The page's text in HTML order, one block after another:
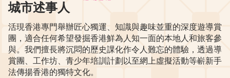
城市述事人
活現香港專門舉辦匠心獨運、知識與趣味並重的深度遊導賞
團，適合任何希望發掘香港鮮為人知一面的本地人和旅客參
與。我們擅長將沉悶的歷史課化作令人難忘的體驗，透過導
賞團、工作坊、青少年培訓計劃以至網上虛擬活動等嶄新手
法傳揚香港的獨特文化。